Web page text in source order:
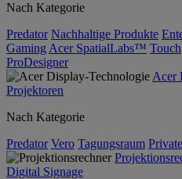
Nach Kategorie
Predator Nachhaltige Produkte
Gaming Acer SpatialLabs™ Touch
ProDesigner
Acer
Projektoren
Nach Kategorie
Predator Vero Tagungsraum
Digital Signage